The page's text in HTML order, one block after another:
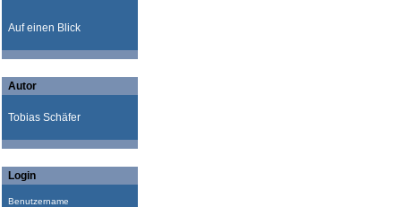
Auf einen Blick
Autor
Tobias Schäfer
Login
Benutzername